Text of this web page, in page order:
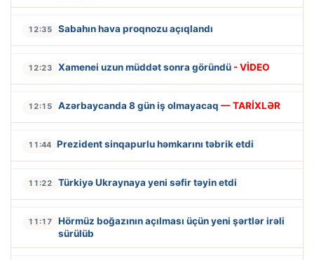
12:35 Sabahın hava proqnozu açıqlandı
12:23 Xamenei uzun müddət sonra göründü - VİDEO
12:15 Azərbaycanda 8 gün iş olmayacaq — TARİXLƏR
11:44 Prezident sinqapurlu həmkarını təbrik etdi
11:22 Türkiyə Ukraynaya yeni səfir təyin etdi
11:17
Hörmüz boğazının açılması üçün yeni şərtlər irəli
sürülüb